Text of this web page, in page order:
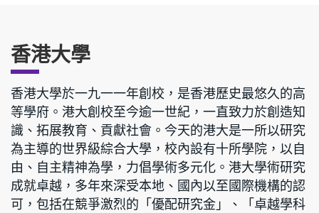
香港大學
香港大學於一九一一年創校，是香港歷史最悠久的高
等學府。港大創校至今逾一世紀，一直致力於創造知
識、拓展教育、貢獻社會。今天的港大是一所以研究
為主導的世界級綜合大學，校內設有十所學院，以自
由、自主精神為學，力倡學術多元化。港大學術研究
成就卓越，多年來深受本地、國內以至國際機構的認
可，包括在競爭激烈的「優配研究金」、「卓越學科